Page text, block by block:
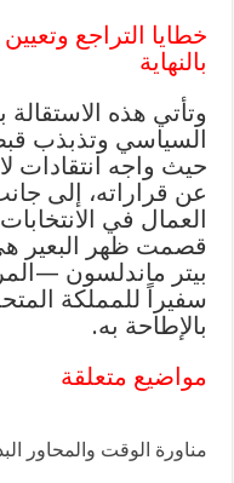
خطايا التراجع
بالنهاية
وتأتي هذه
السیاسي وتذبذب
حيث واجه انتقادات
عن قراراته، إلى
العمال في
قصمت ظهر البعير هي
بيتر ماندلسون
سفيراً للمملكة
بالإطاحة به.
مواضيع متعلقة
مناورة الوقت والمحاور